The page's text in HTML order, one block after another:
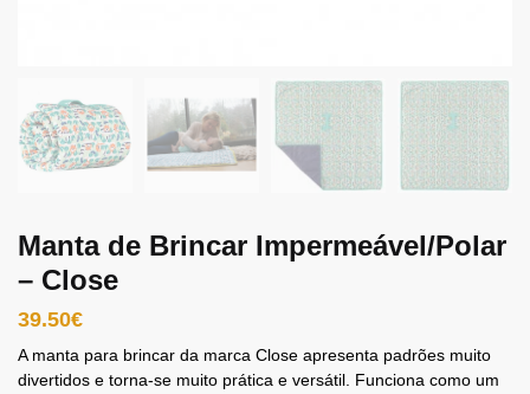
Manta de Brincar Impermeável/Polar
– Close
39.50€
A manta para brincar da marca Close apresenta padrões muito
divertidos e torna-se muito prática e versátil. Funciona como um